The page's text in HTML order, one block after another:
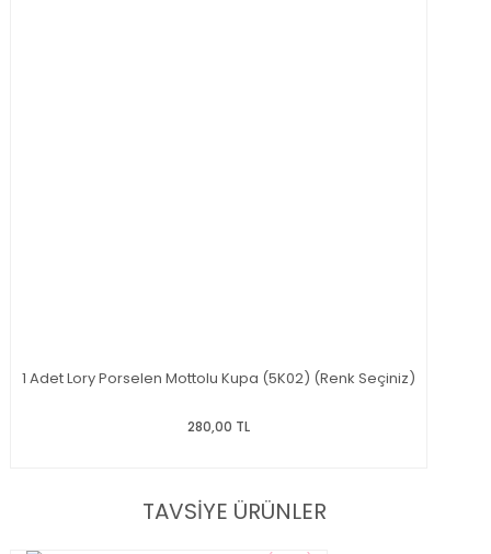
1 Adet Lory Porselen Mottolu Kupa (5K02) (Renk Seçiniz)
280,00 TL
TAVSİYE ÜRÜNLER